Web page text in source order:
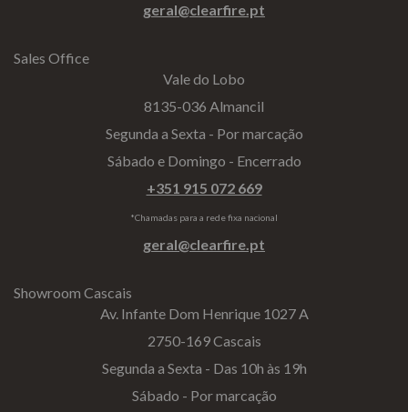
geral@clearfire.pt
Sales Office
Vale do Lobo
8135-036 Almancil
Segunda a Sexta - Por marcação
Sábado e Domingo - Encerrado
+351 915 072 669
*Chamadas para a rede fixa nacional
geral@clearfire.pt
Showroom Cascais
Av. Infante Dom Henrique 1027 A
2750-169 Cascais
Segunda a Sexta - Das 10h às 19h
Sábado - Por marcação